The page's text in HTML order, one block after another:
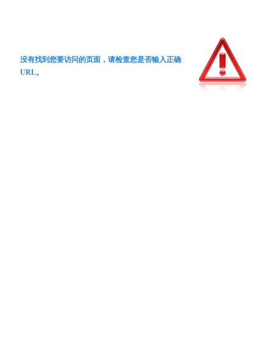
没有找到您要访问的页面，请检查您是否输入正确
URL。